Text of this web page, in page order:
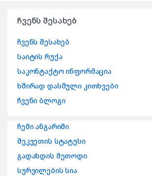
ჩვენს შესახებ
ჩვენს შესახებ
საიტის რუქა
საკონტაქტო ინფორმაცია
ხშირად დასმული კითხვები
ჩვენი ბლოგი
ჩემი ანგარიში
შეკვეთის სტატუსი
გადახდის მეთოდი
სურვილების სია